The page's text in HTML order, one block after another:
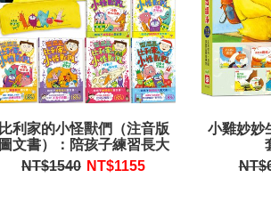
比利家的小怪獸們（注音版
圖文書）：陪孩子練習長大
套書1～7冊【禮物書盒裝，
加贈獨家授權「小怪獸筆
NT$1540 NT$1155
小雞妙妙